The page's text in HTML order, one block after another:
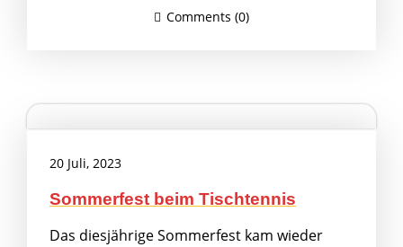
Comments (0)
20 Juli, 2023
Sommerfest beim Tischtennis
Das diesjährige Sommerfest kam wieder